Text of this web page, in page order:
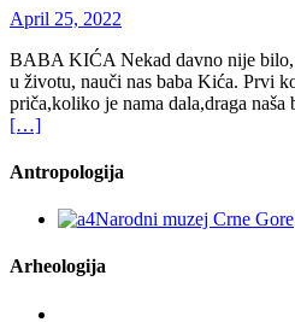
April 25, 2022
BABA KIĆA Nekad davno nije bilo,
u životu, nauči nas baba Kića. Prvi
priča,koliko je nama dala,draga
[…]
Antropologija
Arheologija